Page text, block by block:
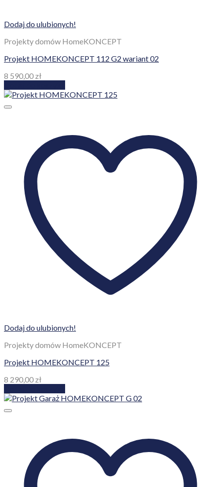
Dodaj do ulubionych!
Projekty domów HomeKONCEPT
Projekt HOMEKONCEPT 112 G2 wariant 02
8 590,00 zł
Dodaj do ulubionych!
Projekty domów HomeKONCEPT
Projekt HOMEKONCEPT 125
8 290,00 zł